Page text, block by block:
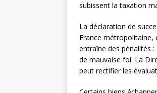
subissent la taxation
La déclaration de
France métropolitaine,
entraîne des pénalités
de mauvaise foi. La
peut rectifier les